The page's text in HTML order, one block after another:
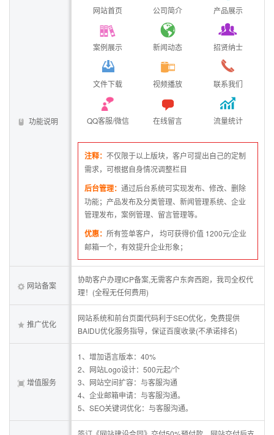
功能说明
网站首页 公司简介 产品展示
案例展示 新闻动态 招贤纳士
文件下载 视频播放 联系我们
QQ客服/微信 在线留言 流量统计
注释： 不仅限于以上版块，客户可提出自己的定制
需求，可根据自身情况调整栏目
后台管理： 通过后台系统可实现发布、修改、删除
功能；产品发布及分类管理、新闻管理系统、企业
管理发布，案例管理、留言管理等。
优惠： 所有签单客户， 均可获得价值 1200元/企业
邮箱一个，有效提升企业形象；
网站备案
协助客户办理ICP备案,无需客户东奔西跑，我司全权代
理！(全程无任何费用)
推广优化
网站系统和前台页面代码利于SEO优化，免费提供
BAIDU优化服务指导，保证百度收录(不承诺排名)
增值服务
1、增加语言版本：40%
2、网站Logo设计：500元起/个
3、网站空间扩容：与客服沟通
4、企业邮箱申请：与客服沟通。
5、SEO关键词优化：与客服沟通。